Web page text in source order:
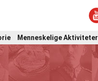
Menneskelige Aktiviteter